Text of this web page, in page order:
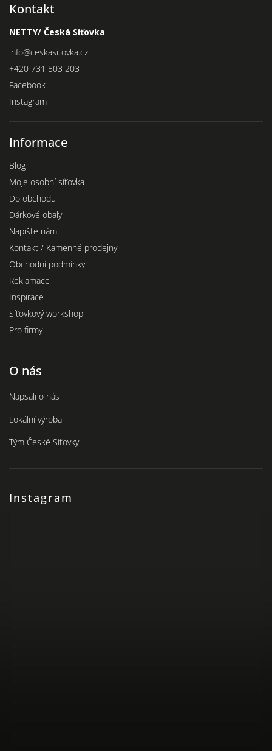
Kontakt
NETTY/ Česká Síťovka
info@ceskasitovka.cz
+420 731 503 203
Facebook
Instagram
Informace
Blog
Moje osobní síťovka
Do obchodu
Dárkové obaly
Napište nám
Kontakt / Kamenné prodejny
Obchodní podmínky
Reklamace
Inspirace
Síťovkový workshop
Pro firmy
O nás
Napsali o nás
Lokální výroba
Tým České Síťovky
Instagram